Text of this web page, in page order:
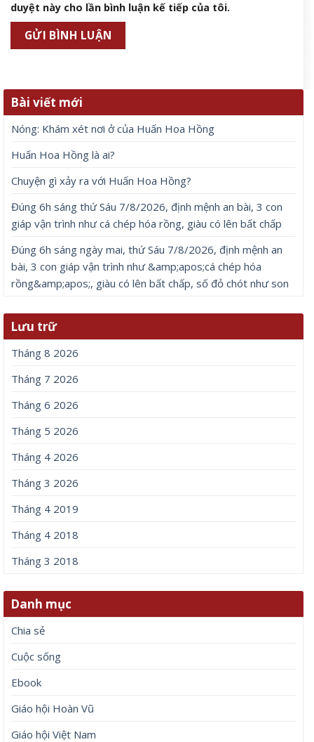
duyệt này cho lần bình luận kế tiếp của tôi.
Bài viết mới
Nóng: Khám xét nơi ở của Huấn Hoa Hồng
Huấn Hoa Hồng là ai?
Chuyện gì xảy ra với Huấn Hoa Hồng?
Đúng 6h sáng thứ Sáu 7/8/2026, định mệnh an bài, 3 con
giáp vận trình như cá chép hóa rồng, giàu có lên bất chấp
Đúng 6h sáng ngày mai, thứ Sáu 7/8/2026, định mệnh an
bài, 3 con giáp vận trình như &amp;apos;cá chép hóa
rồng&amp;apos;, giàu có lên bất chấp, số đỏ chót như son
Lưu trữ
Tháng 8 2026
Tháng 7 2026
Tháng 6 2026
Tháng 5 2026
Tháng 4 2026
Tháng 3 2026
Tháng 4 2019
Tháng 4 2018
Tháng 3 2018
Danh mục
Chia sẻ
Cuộc sống
Ebook
Giáo hội Hoàn Vũ
Giáo hội Việt Nam